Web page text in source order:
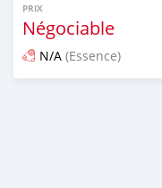
PRIX
Négociable
N/A (Essence)